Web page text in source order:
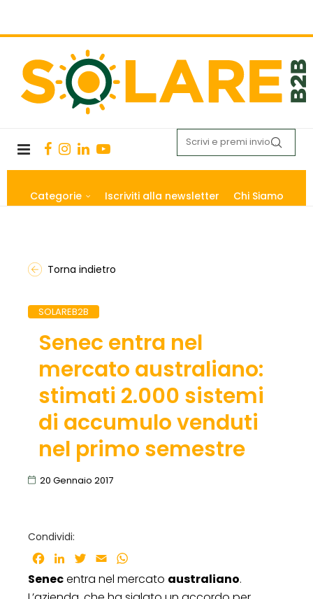
Categorie Iscriviti alla newsletter Chi Siamo
Torna indietro
SOLAREB2B
Senec entra nel
mercato australiano:
stimati 2.000 sistemi
di accumulo venduti
nel primo semestre
20 Gennaio 2017
Condividi:
Facebook
LinkedInTwitter
Email
Senecentra nel mercato australiano.